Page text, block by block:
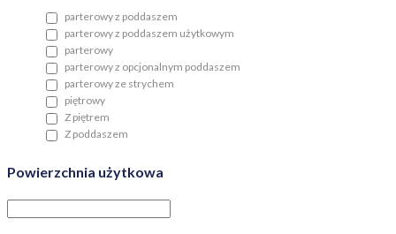
parterowy z poddaszem
parterowy z poddaszem użytkowym
parterowy
parterowy z opcjonalnym poddaszem
parterowy ze strychem
piętrowy
Z piętrem
Z poddaszem
Powierzchnia użytkowa